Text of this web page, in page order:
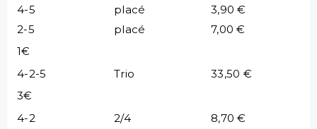
4-5 placé
3,90 €
2-5
placé
7,00 €
1€
4-2-5
Trio
33,50 €
3€
4-2
2/4
8,70 €